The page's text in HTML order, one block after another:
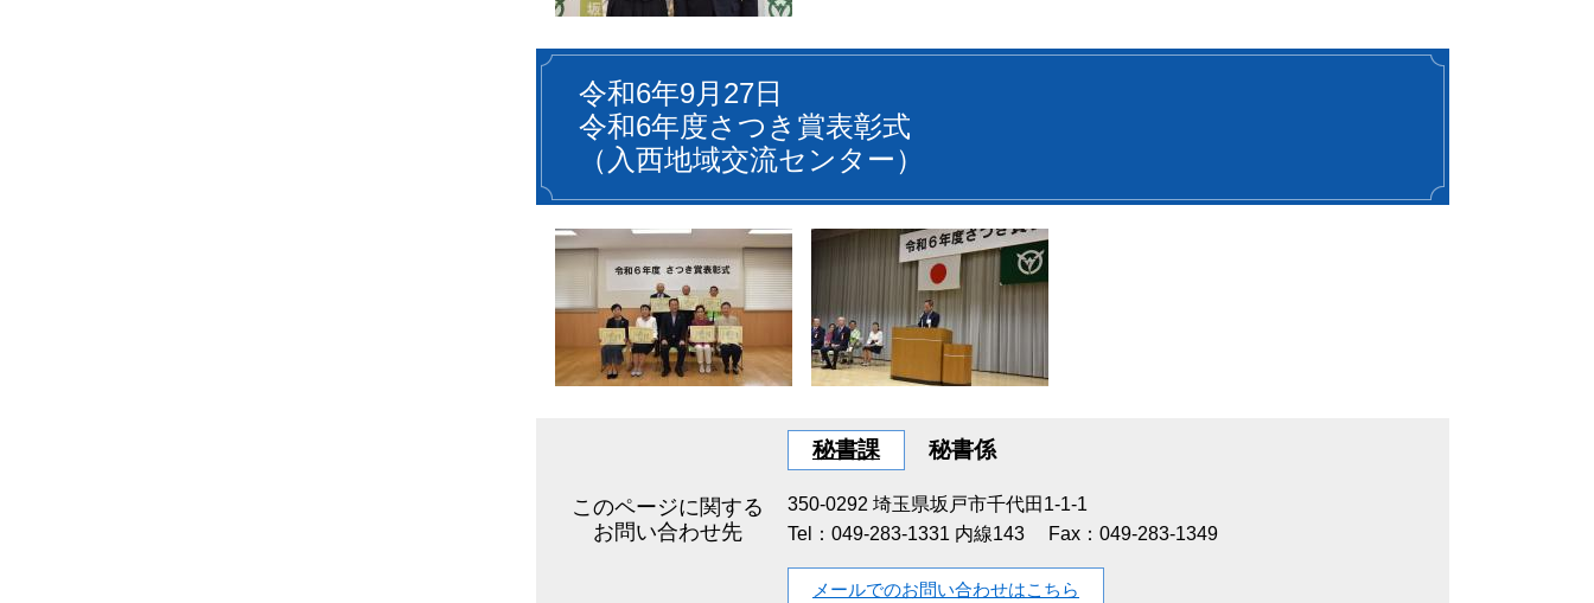
令和6年9月27日
令和6年度さつき賞表彰式
（入西地域交流センター）
このページに関する
お問い合わせ先
秘書課 秘書係
350-0292 埼玉県坂戸市千代田1-1-1
Tel：049-283-1331 内線143
Fax：049-283-1349
メールでのお問い合わせはこちら